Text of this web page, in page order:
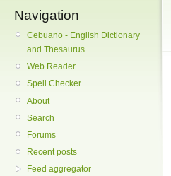
Navigation
Cebuano - English Dictionary
and Thesaurus
Web Reader
Spell Checker
About
Search
Forums
Recent posts
Feed aggregator